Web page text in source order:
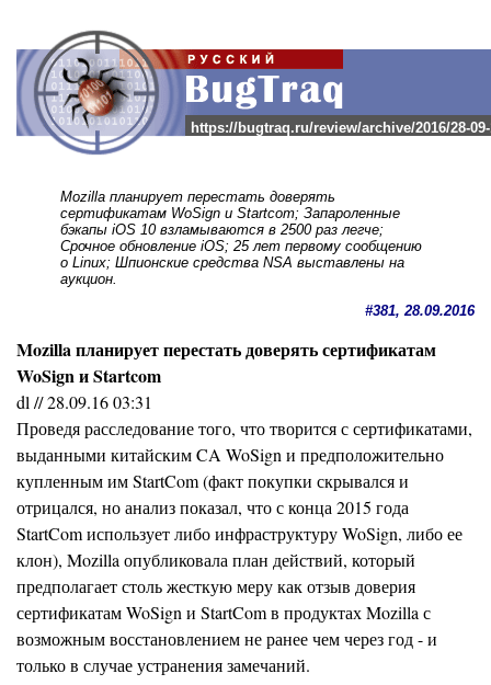
https://bugtraq.ru/review/archive/2016/28-
Mozilla планирует перестать доверять
сертификатам WoSign и Startcom; Запароленные
бэкапы iOS 10 взламываются в 2500 раз легче;
Срочное обновление iOS; 25 лет первому сообщению
о Linux; Шпионские средства NSA выставлены на
аукцион.
#381, 28.09.2016
Mozilla планирует перестать доверять сертификатам
WoSign и Startcom
dl // 28.09.16 03:31
Проведя расследование того, что творится с сертификатами,
выданными китайским CA WoSign и предположительно
купленным им StartCom (факт покупки скрывался и
отрицался, но анализ показал, что с конца 2015 года
StartCom использует либо инфраструктуру WoSign, либо ее
клон), Mozilla опубликовала план действий, который
предполагает столь жесткую меру как отзыв доверия
сертификатам WoSign и StartCom в продуктах Mozilla с
возможным восстановлением не ранее чем через год - и
только в случае устранения замечаний.